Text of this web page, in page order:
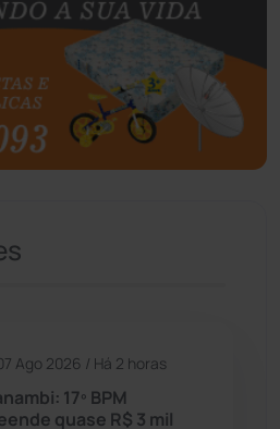
(72)
(7680)
(31958)
Ago 2026 / Há 2 horas
17º BPM
quase R$ 3 mil